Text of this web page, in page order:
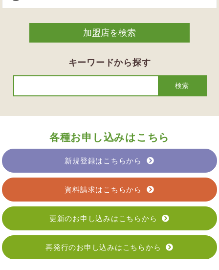
キーワードから探す
各種お申し込みはこちら
新規登録はこちらから
資料請求はこちらから
更新のお申し込みはこちらから
再発行のお申し込みはこちらから